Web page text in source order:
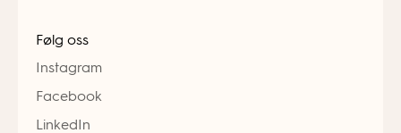
Følg oss
Instagram
Facebook
LinkedIn